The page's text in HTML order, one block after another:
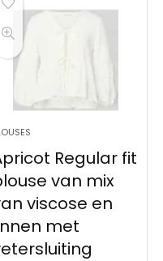
Regular fit
van mix
viscose en
met